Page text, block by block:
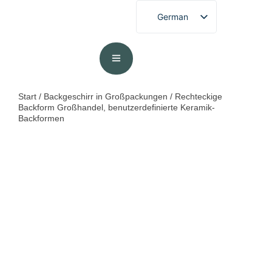
German
English
Portuguese
Start / Backgeschirr in Großpackungen / Rechteckige
Backform Großhandel, benutzerdefinierte Keramik-
Backformen